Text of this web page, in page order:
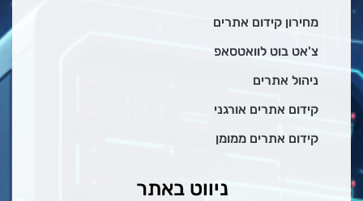
מחירון קידום אתרים
צ'אט בוט לוואטסאפ
ניהול אתרים
קידום אתרים אורגני
קידום אתרים ממומן
ניווט באתר